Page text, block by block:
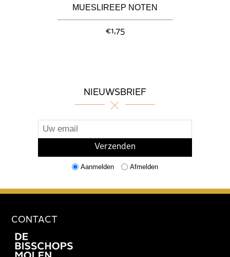
MUESLIREEP NOTEN
€1,75
NIEUWSBRIEF
Aanmelden Afmelden
CONTACT